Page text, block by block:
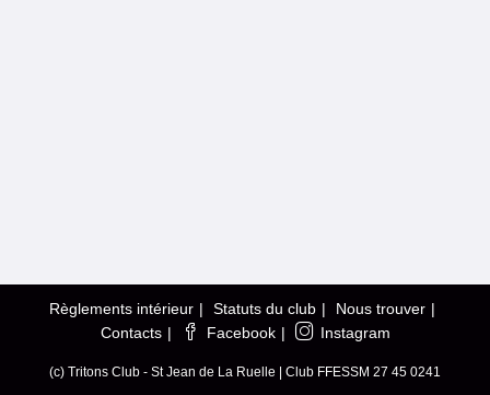
Règlements intérieur Statuts du club
Nous trouver
Contacts
Facebook Instagram
(c) Tritons Club - St Jean de La Ruelle | Club FFESSM 27 45 0241